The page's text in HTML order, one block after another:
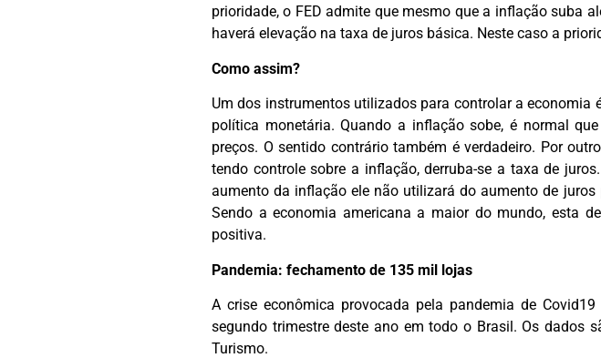
prioridade, o FED admite que mesmo que a inflação suba
haverá elevação na taxa de juros básica. Neste caso a
Como assim?
Um dos instrumentos utilizados para controlar a
política monetária. Quando a inflação sobe, é normal
preços. O sentido contrário também é verdadeiro. Por
tendo controle sobre a inflação, derruba-se a taxa de
aumento da inflação ele não utilizará do aumento de
Sendo a economia americana a maior do mundo, esta
positiva.
Pandemia: fechamento de 135 mil lojas
A crise econômica provocada pela pandemia de
segundo trimestre deste ano em todo o Brasil. Os dados
Turismo.